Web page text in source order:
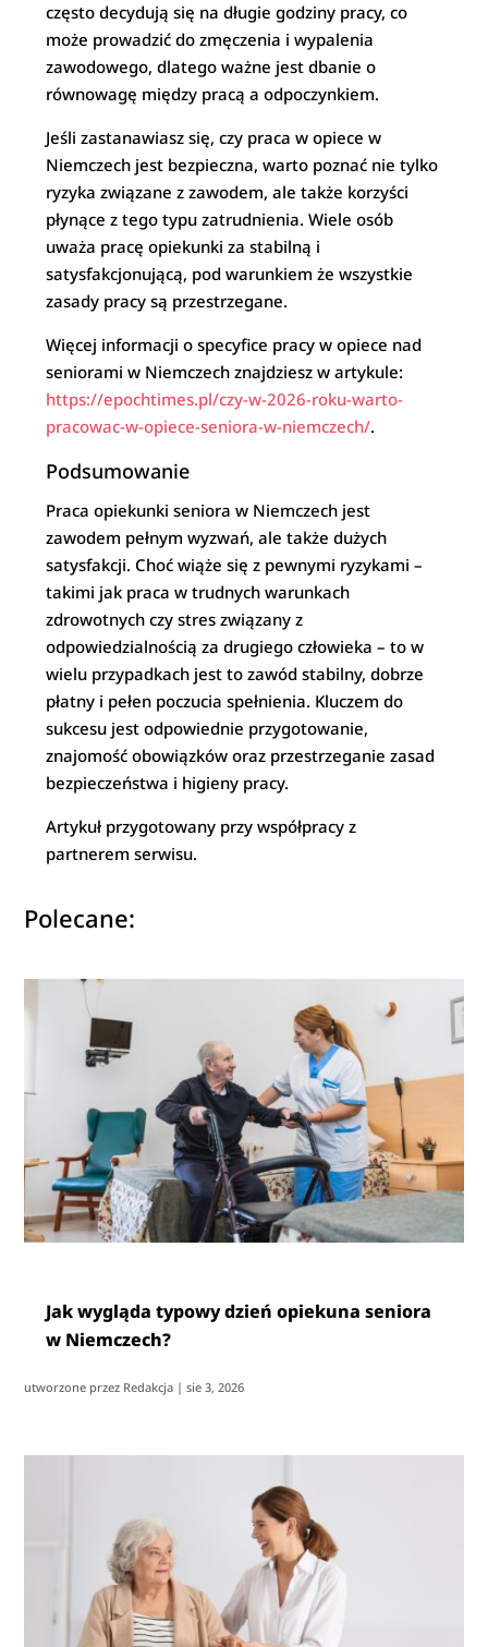
często decydują się na długie godziny pracy, co
może prowadzić do zmęczenia i wypalenia
zawodowego, dlatego ważne jest dbanie o
równowagę między pracą a odpoczynkiem.
Jeśli zastanawiasz się, czy praca w opiece w
Niemczech jest bezpieczna, warto poznać nie tylko
ryzyka związane z zawodem, ale także korzyści
płynące z tego typu zatrudnienia. Wiele osób
uważa pracę opiekunki za stabilną i
satysfakcjonującą, pod warunkiem że wszystkie
zasady pracy są przestrzegane.
Więcej informacji o specyfice pracy w opiece nad
seniorami w Niemczech znajdziesz w artykule:
https://epochtimes.pl/czy-w-2026-roku-warto-
pracowac-w-opiece-seniora-w-niemczech/.
Podsumowanie
Praca opiekunki seniora w Niemczech jest
zawodem pełnym wyzwań, ale także dużych
satysfakcji. Choć wiąże się z pewnymi ryzykami –
takimi jak praca w trudnych warunkach
zdrowotnych czy stres związany z
odpowiedzialnością za drugiego człowieka – to w
wielu przypadkach jest to zawód stabilny, dobrze
płatny i pełen poczucia spełnienia. Kluczem do
sukcesu jest odpowiednie przygotowanie,
znajomość obowiązków oraz przestrzeganie zasad
bezpieczeństwa i higieny pracy.
Artykuł przygotowany przy współpracy z
partnerem serwisu.
Polecane:
Jak wygląda typowy dzień opiekuna seniora
w Niemczech?
utworzone przez Redakcja |sie 3, 2026